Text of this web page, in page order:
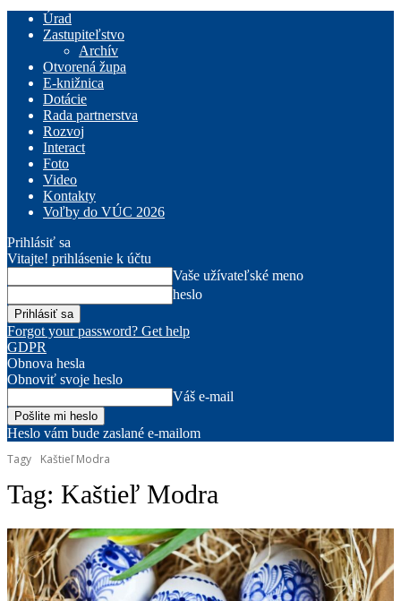
Úrad
Zastupiteľstvo
Archív
Otvorená župa
E-knižnica
Dotácie
Rada partnerstva
Rozvoj
Interact
Foto
Video
Kontakty
Voľby do VÚC 2026
Prihlásiť sa
Vitajte! prihlásenie k účtu
Vaše užívateľské meno
heslo
Forgot your password? Get help
GDPR
Obnova hesla
Obnoviť svoje heslo
Váš e-mail
Heslo vám bude zaslané e-mailom
Tagy
Kaštieľ Modra
Tag: Kaštieľ Modra